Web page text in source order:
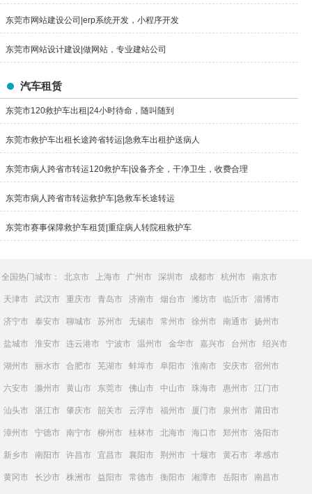
东莞市网站建设公司|erp系统开发，小程序开发
东莞市网站设计建设|做网站，专业建站公司
汽车租赁
东莞市120救护车出租|24小时待命，随叫随到
东莞市救护车出租长途跨省转运|急救车出租护送病人
东莞市病人跨省市转运120救护车|设备齐全，干净卫生，收费合理
东莞市病人跨省市转运救护车|急救车长途转运
东莞市赛事保障救护车租赁|重症病人转院租救护车
全国热门城市： 北京市 上海市 广州市 深圳市 成都市 杭州市 南京市
天津市 武汉市 重庆市 青岛市 济南市 烟台市 潍坊市 临沂市 淄博市
济宁市 泰安市 聊城市 苏州市 无锡市 常州市 徐州市 南通市 扬州市
盐城市 淮安市 连云港市 宁波市 温州市 金华市 嘉兴市 台州市 绍兴市
湖州市 丽水市 合肥市 芜湖市 蚌埠市 阜阳市 淮南市 安庆市 宿州市
六安市 滁州市 黄山市 东莞市 佛山市 中山市 珠海市 惠州市 江门市
汕头市 湛江市 肇庆市 韶关市 云浮市 福州市 厦门市 泉州市 莆田市
漳州市 宁德市 南宁市 柳州市 桂林市 北海市 海口市 郑州市 洛阳市
新乡市 南阳市 许昌市 宜昌市 襄阳市 荆州市 十堰市 黄石市 孝感市
黄冈市 长沙市 株洲市 益阳市 常德市 衡阳市 湘潭市 岳阳市 南昌市